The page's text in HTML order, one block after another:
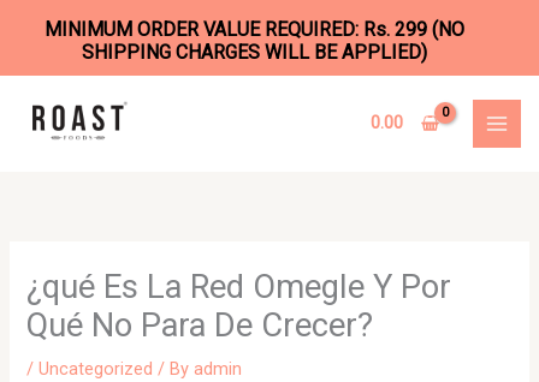
content
0.00
¿qué Es La Red Omegle Y Por
Qué No Para De Crecer?
/Uncategorized / Byadmin
MINIMUM ORDER VALUE REQUIRED: Rs. 299 (NO
SHIPPING CHARGES WILL BE APPLIED)